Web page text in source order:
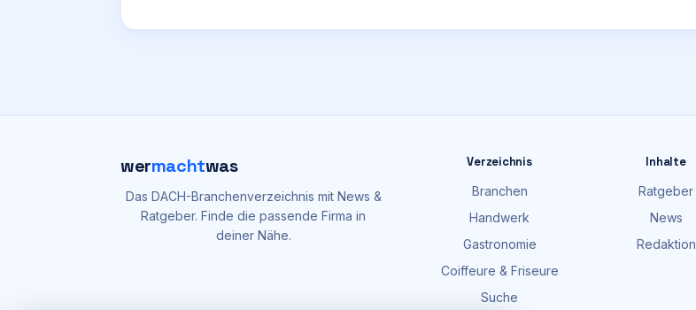
wermachtwas
Das DACH-Branchenverzeichnis mit News &
Ratgeber. Finde die passende Firma in
deiner Nähe.
Verzeichnis
Branchen
Handwerk
Gastronomie
Coiffeure & Friseure
Suche
Inhalte
Ratgeber
News
Redaktion